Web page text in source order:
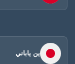
ين ياباني